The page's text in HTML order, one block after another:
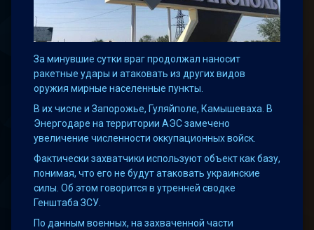
За минувшие сутки враг продолжал наносит
ракетные удары и атаковать из других видов
оружия мирные населенные пункты.
В их числе и Запорожье, Гуляйполе, Камышеваха. В
Энергодаре на территории АЭС замечено
увеличение численности оккупационных войск.
Фактически захватчики используют объект как базу,
понимая, что его не будут атаковать украинские
силы. Об этом говорится в утренней сводке
Генштаба ЗСУ.
По данным военных, на захваченной части